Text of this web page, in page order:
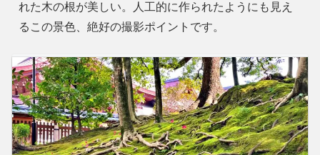
れた木の根が美しい。人工的に作られたようにも見え
るこの景色、絶好の撮影ポイントです。